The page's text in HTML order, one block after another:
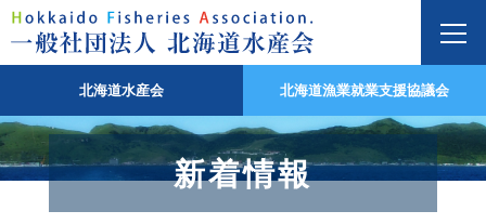
北海道水産会 北海道漁業就業支援協議会
新着情報